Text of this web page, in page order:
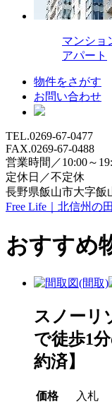
マンショ
アパート
物件をさがす
お問い合わせ
TEL.0269-67-0477
FAX.0269-67-0488
営業時間／10:00～
定休日／不定休
長野県飯山市大字飯
Free Life｜北信州の
おすすめ
スノーリ
で徒歩1
約済】
価格
入札